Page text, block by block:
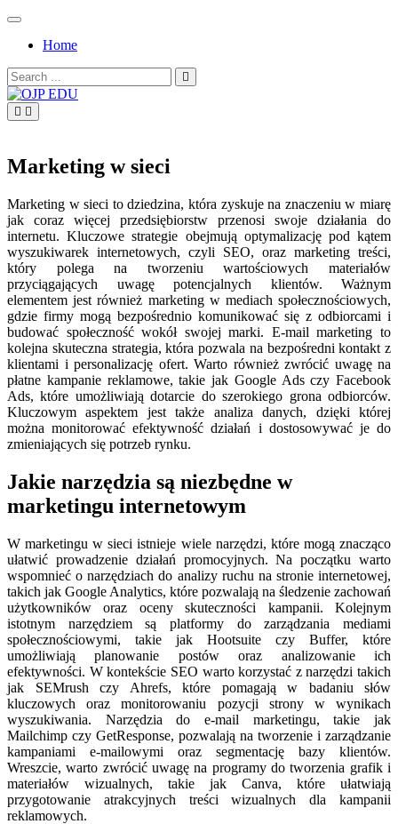
Skip
contentHome
Search
for:
Marketing w sieci
Marketing w sieci to dziedzina, która zyskuje na znaczeniu w miarę
jak coraz więcej przedsiębiorstw przenosi swoje działania do
internetu. Kluczowe strategie obejmują optymalizację pod kątem
wyszukiwarek internetowych, czyli SEO, oraz marketing treści,
który polega na tworzeniu wartościowych materiałów
przyciągających uwagę potencjalnych klientów. Ważnym
elementem jest również marketing w mediach społecznościowych,
gdzie firmy mogą bezpośrednio komunikować się z odbiorcami i
budować społeczność wokół swojej marki. E-mail marketing to
kolejna skuteczna strategia, która pozwala na bezpośredni kontakt z
klientami i personalizację ofert. Warto również zwrócić uwagę na
płatne kampanie reklamowe, takie jak Google Ads czy Facebook
Ads, które umożliwiają dotarcie do szerokiego grona odbiorców.
Kluczowym aspektem jest także analiza danych, dzięki której
można monitorować efektywność działań i dostosowywać je do
zmieniających się potrzeb rynku.
Jakie narzędzia są niezbędne w
marketingu internetowym
W marketingu w sieci istnieje wiele narzędzi, które mogą znacząco
ułatwić prowadzenie działań promocyjnych. Na początku warto
wspomnieć o narzędziach do analizy ruchu na stronie internetowej,
takich jak Google Analytics, które pozwalają na śledzenie zachowań
użytkowników oraz oceny skuteczności kampanii. Kolejnym
istotnym narzędziem są platformy do zarządzania mediami
społecznościowymi, takie jak Hootsuite czy Buffer, które
umożliwiają planowanie postów oraz analizowanie ich
efektywności. W kontekście SEO warto korzystać z narzędzi takich
jak SEMrush czy Ahrefs, które pomagają w badaniu słów
kluczowych oraz monitorowaniu pozycji strony w wynikach
wyszukiwania. Narzędzia do e-mail marketingu, takie jak
Mailchimp czy GetResponse, pozwalają na tworzenie i zarządzanie
kampaniami e-mailowymi oraz segmentację bazy klientów.
Wreszcie, warto zwrócić uwagę na programy do tworzenia grafik i
materiałów wizualnych, takie jak Canva, które ułatwiają
przygotowanie atrakcyjnych treści wizualnych dla kampanii
reklamowych.